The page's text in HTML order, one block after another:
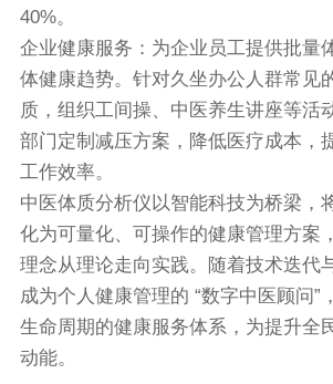
40%。
企业健康服务：为企业员工提供批量
体健康趋势。针对久坐办公人群常见
质，组织工间操、中医养生讲座等活
部门定制减压方案，降低医疗成本，
工作效率。
中医体质分析仪以智能科技为桥梁，
化为可量化、可操作的健康管理方案
理念从理论走向实践。随着技术迭代
成为个人健康管理的 “数字中医顾问”
生命周期的健康服务体系，为提升全
动能。